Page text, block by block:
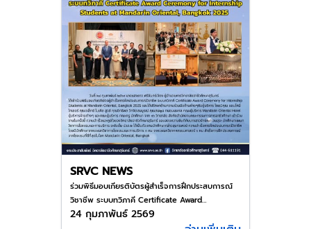
SRVC NEWS
ร่วมพิธีมอบเกียรติบัตรผู้สำเร็จการฝึกประสบการณ์
วิชาชีพ ระบบทวิภาคี Certificate Award
Ceremony for Internship Students at
24 กุมภาพันธ์ 2569